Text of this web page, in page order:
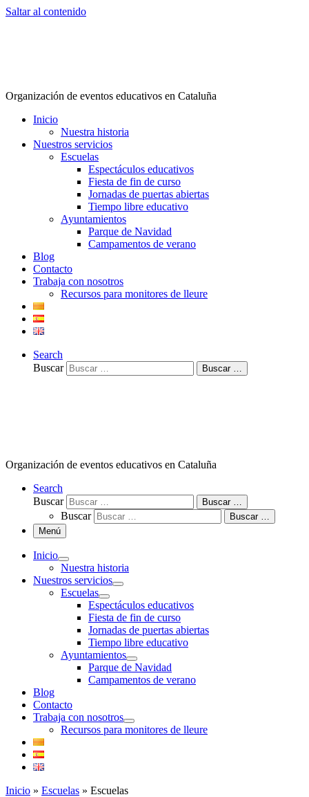
Saltar al contenido
Organización de eventos educativos en Cataluña
Inicio
Nuestra historia
Nuestros servicios
Escuelas
Espectáculos educativos
Fiesta de fin de curso
Jornadas de puertas abiertas
Tiempo libre educativo
Ayuntamientos
Parque de Navidad
Campamentos de verano
Blog
Contacto
Trabaja con nosotros
Recursos para monitores de lleure
Search
Buscar
Buscar …
Organización de eventos educativos en Cataluña
Search
Buscar
Buscar …
Buscar
Buscar …
Menú
Inicio
Nuestra historia
Nuestros servicios
Escuelas
Espectáculos educativos
Fiesta de fin de curso
Jornadas de puertas abiertas
Tiempo libre educativo
Ayuntamientos
Parque de Navidad
Campamentos de verano
Blog
Contacto
Trabaja con nosotros
Recursos para monitores de lleure
Inicio » Escuelas » Escuelas